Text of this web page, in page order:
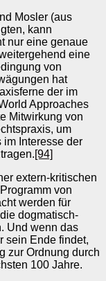
Mosler (aus
kann
nur eine genaue
eine
von
hat
der im
Approaches
Mitwirkung von
um
Interesse der
[94]
extern-kritischen
von
werden für
dogmatisch-
Und wenn das
sein Ende findet,
zur Ordnung durch
100 Jahre.